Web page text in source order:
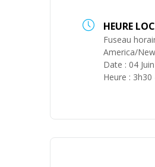
HEURE
Fuseau
America/
Date : 04
Heure : 3h30